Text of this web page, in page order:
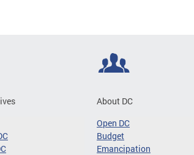
About DC
Open DC
Budget
Emancipation